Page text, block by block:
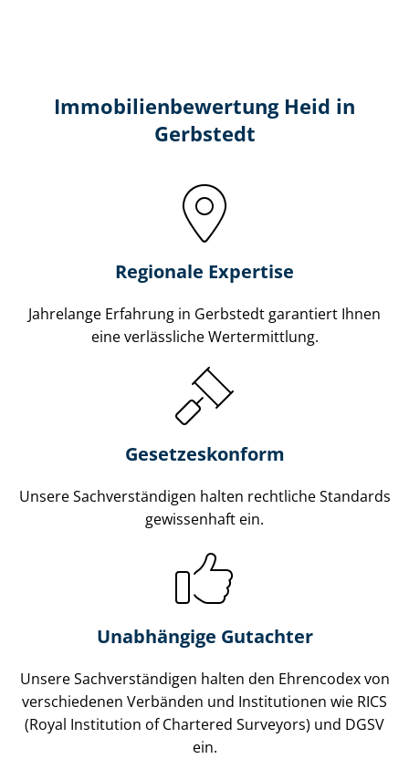
Immobilien­bewertung Heid in
Gerbstedt
Regionale Expertise
Jahrelange Erfahrung in Gerbstedt garantiert Ihnen
eine verlässliche Wertermittlung.
Gesetzes­konform
Unsere Sach­ver­stän­di­gen halten rechtliche Standards
gewissenhaft ein.
Unabhängige Gutachter
Unsere Sach­ver­stän­di­gen halten den Ehrencodex von
verschiedenen Verbänden und Institutionen wie RICS
(Royal Institution of Chartered Surveyors) und DGSV
ein.